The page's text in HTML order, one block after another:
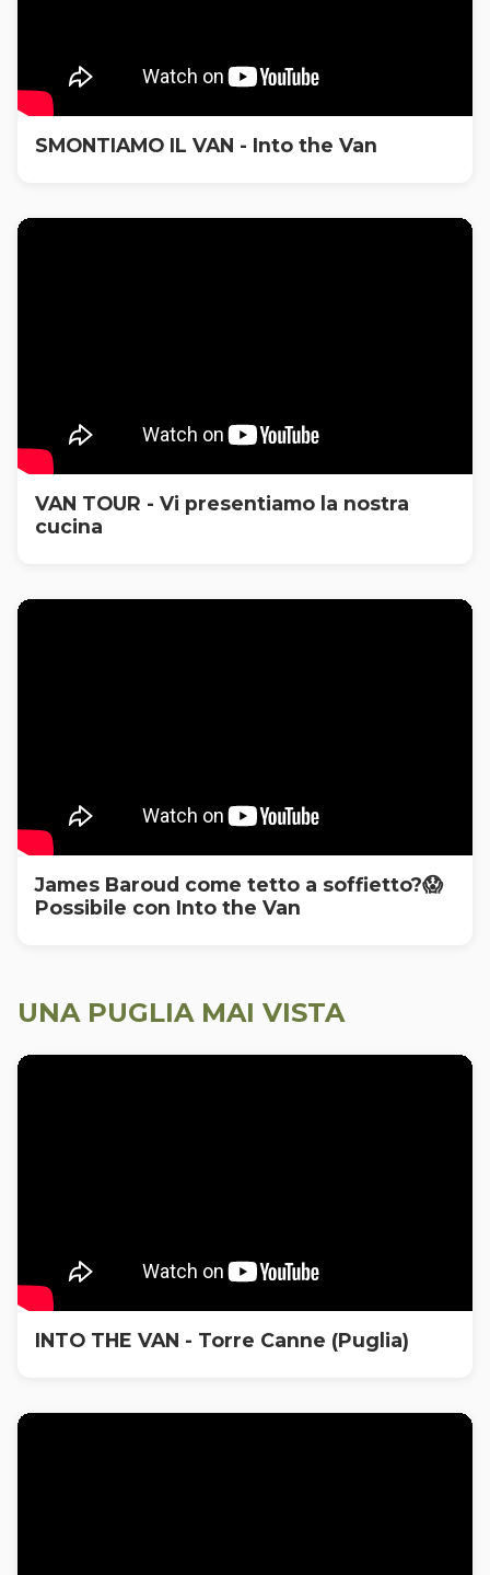
SMONTIAMO IL VAN - Into the Van
VAN TOUR - Vi presentiamo la nostra
cucina
James Baroud come tetto a soffietto?😱
Possibile con Into the Van
UNA PUGLIA MAI VISTA
INTO THE VAN - Torre Canne (Puglia)